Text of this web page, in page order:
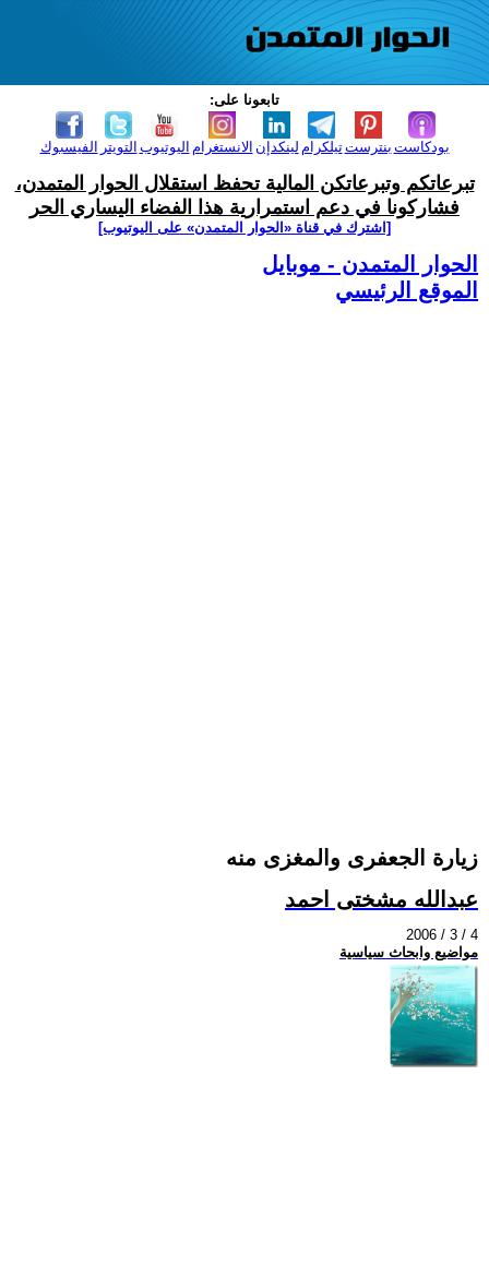
تابعونا على:
الفيسبوك التويتر اليوتيوب الانستغرام لينكدإن تيلكرامبنترست بودكاست
تبرعاتكم وتبرعاتكن المالية تحفظ استقلال الحوار المتمدن،
فشاركونا في دعم استمرارية هذا الفضاء اليساري الحر
[اشترك في قناة ‫«الحوار المتمدن» على اليوتيوب]
الحوار المتمدن - موبايل
الموقع الرئيسي
زيارة الجعفرى والمغزى منه
عبدالله مشختى احمد
2006 / 3 / 4
مواضيع وابحاث سياسية